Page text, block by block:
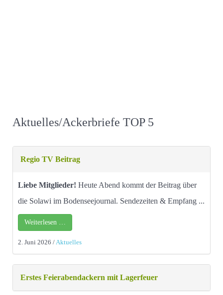
Aktuelles/Ackerbriefe TOP 5
Regio TV Beitrag
Liebe Mitglieder! Heute Abend kommt der Beitrag über
die Solawi im Bodenseejournal. Sendezeiten & Empfang ...
Weiterlesen …
2. Juni 2026 /Aktuelles
Erstes Feierabendackern mit Lagerfeuer